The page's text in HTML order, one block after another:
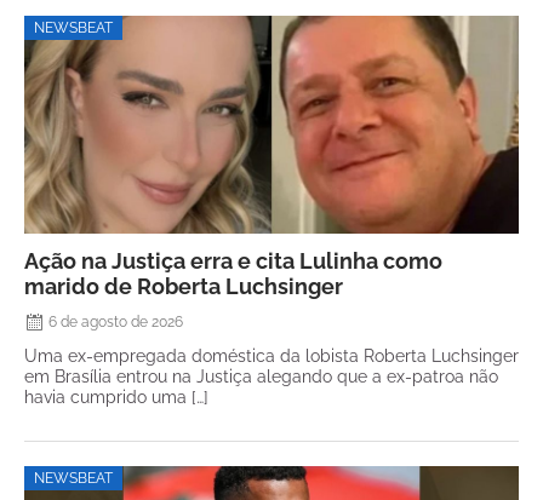
NEWSBEAT
Ação na Justiça erra e cita Lulinha como
marido de Roberta Luchsinger
6 de agosto de 2026
Uma ex-empregada doméstica da lobista Roberta Luchsinger
em Brasília entrou na Justiça alegando que a ex-patroa não
havia cumprido uma […]
NEWSBEAT